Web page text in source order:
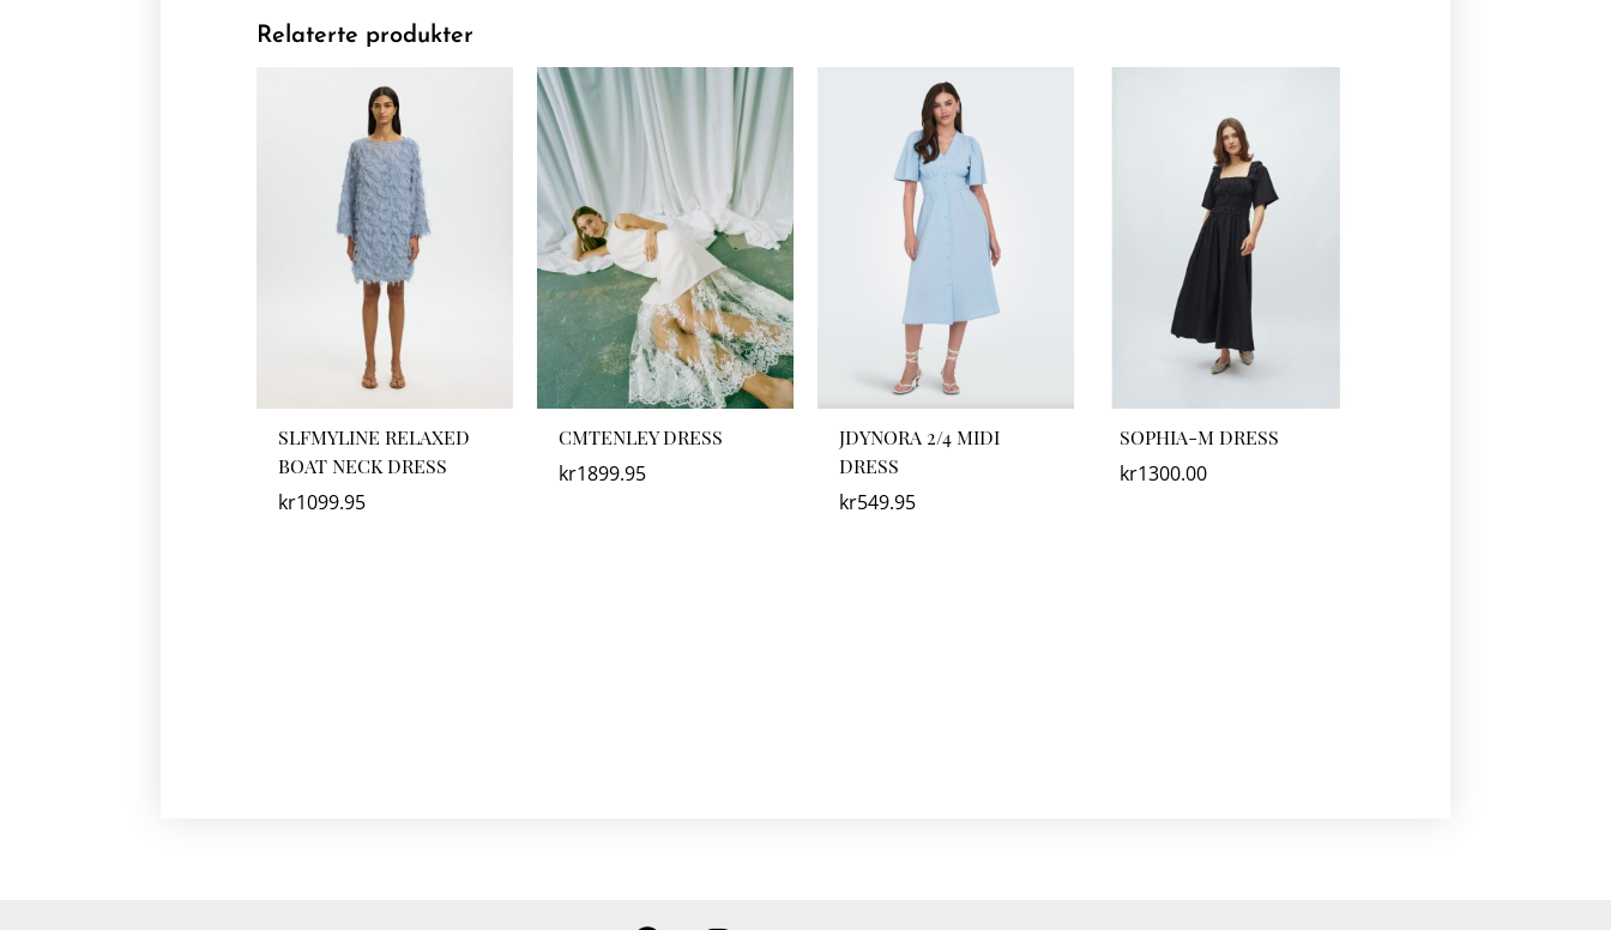
Relaterte produkter
SLFMYLINE RELAXED
BOAT NECK DRESS
kr1099.95
CMTENLEY DRESS
kr1899.95
JDYNORA 2/4 MIDI
DRESS
kr549.95
SOPHIA-M DRESS
kr1300.00